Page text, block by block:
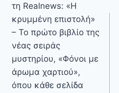
τη Realnews: «Η
κρυμμένη επιστολή»
– Το πρώτο βιβλίο της
νέας σειράς
μυστηρίου, «Φόνοι με
άρωμα χαρτιού»,
όπου κάθε σελίδα